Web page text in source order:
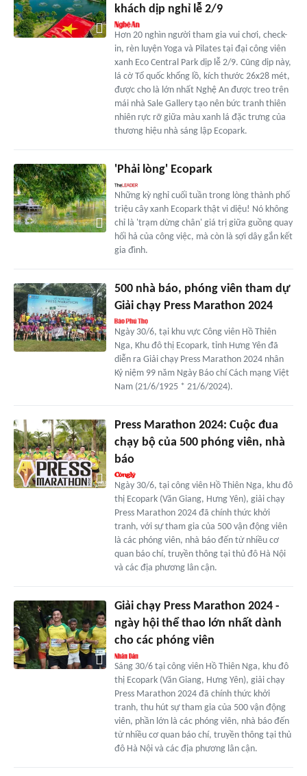
khách dịp nghỉ lễ 2/9
Hơn 20 nghìn người tham gia vui chơi, check-
in, rèn luyện Yoga và Pilates tại đại công viên
xanh Eco Central Park dịp lễ 2/9. Cũng dịp này,
lá cờ Tổ quốc khổng lồ, kích thước 26x28 mét,
được cho là lớn nhất Nghệ An được treo trên
mái nhà Sale Gallery tạo nên bức tranh thiên
nhiên rực rỡ giữa màu xanh lá đặc trưng của
thương hiệu nhà sáng lập Ecopark.
'Phải lòng' Ecopark
Những kỳ nghỉ cuối tuần trong lòng thành phố
triệu cây xanh Ecopark thật vi diệu! Nó không
chỉ là 'trạm dừng chân' giá trị giữa guồng quay
hối hả của công việc, mà còn là sợi dây gắn kết
gia đình.
500 nhà báo, phóng viên tham dự
Giải chạy Press Marathon 2024
Ngày 30/6, tại khu vực Công viên Hồ Thiên
Nga, Khu đô thị Ecopark, tỉnh Hưng Yên đã
diễn ra Giải chạy Press Marathon 2024 nhân
Kỷ niệm 99 năm Ngày Báo chí Cách mạng Việt
Nam (21/6/1925 * 21/6/2024).
Press Marathon 2024: Cuộc đua
chạy bộ của 500 phóng viên, nhà
báo
Ngày 30/6, tại công viên Hồ Thiên Nga, khu đô
thị Ecopark (Văn Giang, Hưng Yên), giải chạy
Press Marathon 2024 đã chính thức khởi
tranh, với sự tham gia của 500 vận động viên
là các phóng viên, nhà báo đến từ nhiều cơ
quan báo chí, truyền thông tại thủ đô Hà Nội
và các địa phương lân cận.
Giải chạy Press Marathon 2024 -
ngày hội thể thao lớn nhất dành
cho các phóng viên
Sáng 30/6 tại công viên Hồ Thiên Nga, khu đô
thị Ecopark (Văn Giang, Hưng Yên), giải chạy
Press Marathon 2024 đã chính thức khởi
tranh, thu hút sự tham gia của 500 vận động
viên, phần lớn là các phóng viên, nhà báo đến
từ nhiều cơ quan báo chí, truyền thông tại thủ
đô Hà Nội và các địa phương lân cận.